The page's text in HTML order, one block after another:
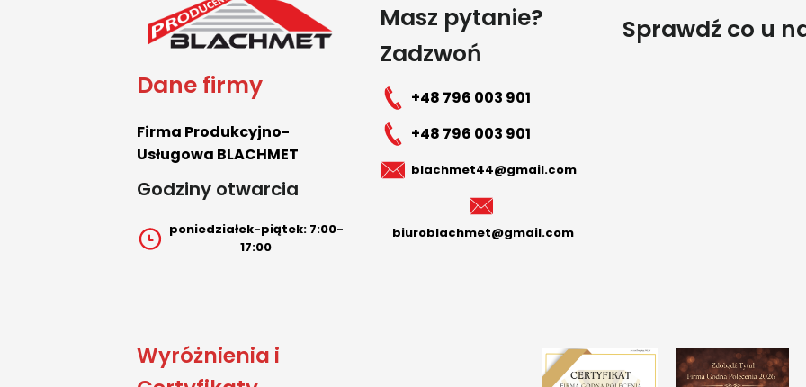
Dane firmy
Firma Produkcyjno-
Usługowa BLACHMET
Godziny otwarcia
poniedziałek-piątek: 7:00-
17:00
Masz pytanie?
Zadzwoń
+48 796 003 901
+48 796 003 901
blachmet44@gmail.com
biuroblachmet@gmail.com
Sprawdź co u
Wyróżnienia i